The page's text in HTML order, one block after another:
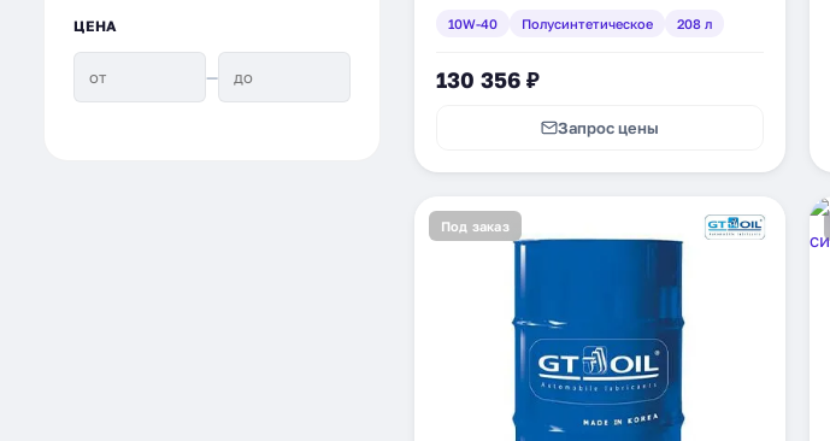
ЦЕНА
—
10W-40 Полусинтетическое 208 л
130 356 ₽
Запрос цены
Под заказ